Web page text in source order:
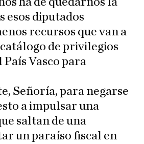
esos diputados
recursos que van a
de privilegios
País Vasco para
Señoría, para negarse
a impulsar una
saltan de una
un paraíso fiscal en